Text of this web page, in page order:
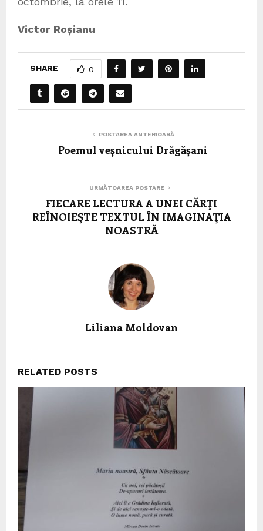
Victor Roșianu
SHARE 0
POSTAREA ANTERIOARĂ
Poemul veșnicului Drăgășani
URMĂTOAREA POSTARE
FIECARE LECTURA A UNEI CĂRŢI
REÎNOIEŞTE TEXTUL ÎN IMAGINAŢIA
NOASTRĂ
Liliana Moldovan
RELATED POSTS